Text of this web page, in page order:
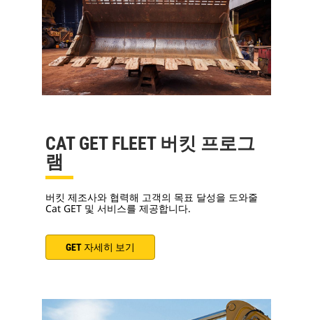
CAT GET FLEET 버킷 프로그
램
버킷 제조사와 협력해 고객의 목표 달성을 도와줄
Cat GET 및 서비스를 제공합니다.
GET 자세히 보기